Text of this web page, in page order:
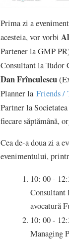
Prima zi a
acesteia, vor vorbi
Partener la GMP
Consultant la Tudor
Dan Frînculescu
Planner la Friends /
Partner la
fiecare săptămână,
Cea de-a doua zi a
evenimentului,
10: 00 -
Consultant
avocatură
10: 00 -
Managing